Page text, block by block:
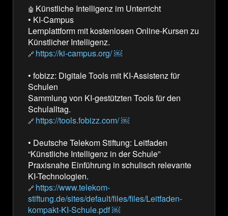
🤖 Künstliche Intelligenz im Unterricht
• KI-Campus
Lernplattform mit kostenlosen Online-Kursen zu
Künstlicher Intelligenz.
🔗 https://ki-campus.org/ ￼
• fobizz: Digitale Tools mit KI-Assistenz für
Schulen
Sammlung von KI-gestützten Tools für den
Schulalltag.
🔗 https://tools.fobizz.com/ ￼
• Deutsche Telekom Stiftung: Leitfaden
“Künstliche Intelligenz in der Schule”
Praxisnahe Einführung in schulisch relevante
KI-Technologien.
🔗 https://www.telekom-
stiftung.de/sites/default/files/files/Leitfaden-
kompakt-KI-Schule.pdf ￼